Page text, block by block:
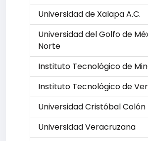
Universidad de Xalapa A.C.
Universidad del Golfo de
Norte
Instituto Tecnológico de
Instituto Tecnológico de
Universidad Cristóbal Colón
Universidad Veracruzana